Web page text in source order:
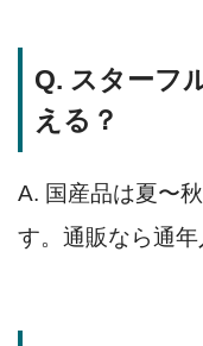
Q. スターフ
える？
A. 国産品は夏〜
す。通販なら通年